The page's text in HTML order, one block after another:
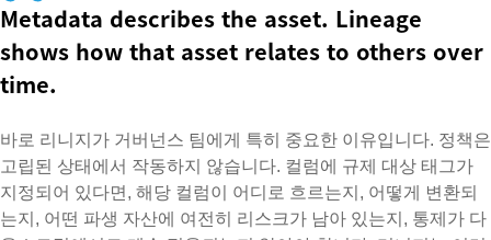
Metadata describes the asset. Lineage
shows how that asset relates to others over
time.
바로 리니지가 거버넌스 팀에게 특히 중요한 이유입니다. 정책은
고립된 상태에서 작동하지 않습니다. 컬럼에 규제 대상 태그가
지정되어 있다면, 해당 컬럼이 어디로 흐르는지, 어떻게 변환되
는지, 어떤 파생 자산에 여전히 리스크가 남아 있는지, 통제가 다